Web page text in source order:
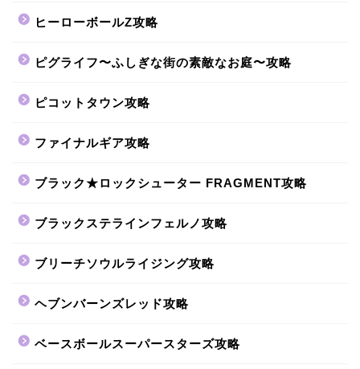
ヒーローボールZ攻略
ピグライフ〜ふしぎな街の素敵なお庭〜攻略
ピコットタウン攻略
ファイナルギア攻略
ブラック★ロックシューター FRAGMENT攻略
ブラックステラインフェルノ攻略
ブリーチソウルライジング攻略
ヘブンバーンズレッド攻略
ベースボールスーパースターズ攻略